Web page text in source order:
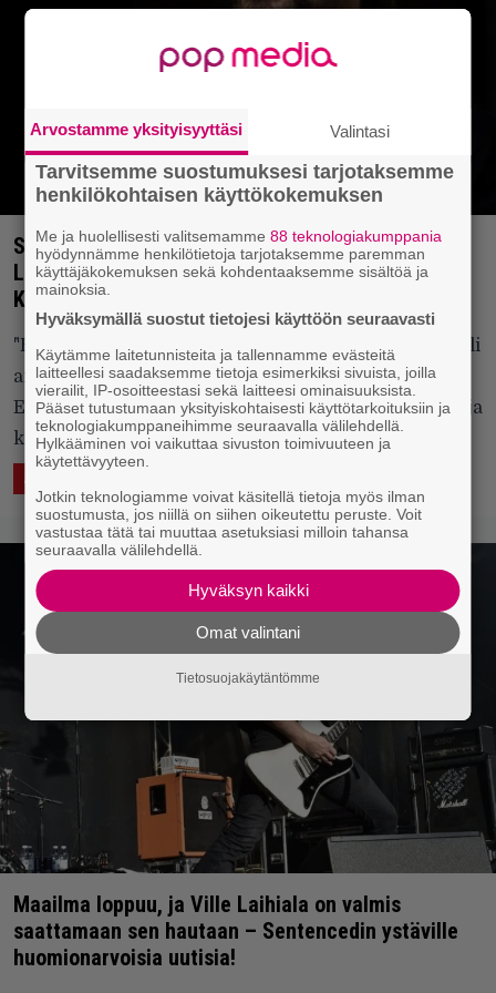
Sentencedistä ja Poisonblackistä tuttu Ville
Laihiala tarttui Ismo Alangon klassikkoon –
Kuuntele tuore single tästä
"Hassisen kone, Siekkarit ja Alangon soolotuotanto oli
aikoinaan kovassa kuuntelussa Senareitten
Euroopan rundeilla. Koti-ikävää lievittämässä", laulaja
kommentoi.
Maailma loppuu, ja Ville Laihiala on valmis
saattamaan sen hautaan – Sentencedin ystäville
huomionarvoisia uutisia!
Arvostamme yksityisyyttäsi Valintasi
Tarvitsemme suostumuksesi tarjotaksemme
henkilökohtaisen käyttökokemuksen
Me ja huolellisesti valitsemamme88 teknologiakumppania
hyödynnämme henkilötietoja tarjotaksemme paremman
käyttäjäkokemuksen sekä kohdentaaksemme sisältöä ja
mainoksia.
Hyväksymällä suostut tietojesi käyttöön seuraavasti
Käytämme laitetunnisteita ja tallennamme evästeitä
laitteellesi saadaksemme tietoja esimerkiksi sivuista, joilla
vierailit, IP-osoitteestasi sekä laitteesi ominaisuuksista.
Pääset tutustumaan yksityiskohtaisesti käyttötarkoituksiin ja
teknologiakumppaneihimme seuraavalla välilehdellä.
Hylkääminen voi vaikuttaa sivuston toimivuuteen ja
käytettävyyteen.
Jotkin teknologiamme voivat käsitellä tietoja myös ilman
suostumusta, jos niillä on siihen oikeutettu peruste. Voit
vastustaa tätä tai muuttaa asetuksiasi milloin tahansa
seuraavalla välilehdellä.
Hyväksyn kaikki
Omat valintani
Tietosuojakäytäntömme